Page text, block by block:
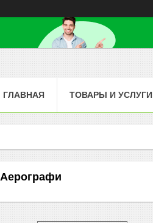
ГЛАВНАЯ ТОВАРЫ И УСЛУГИ
Аерографи